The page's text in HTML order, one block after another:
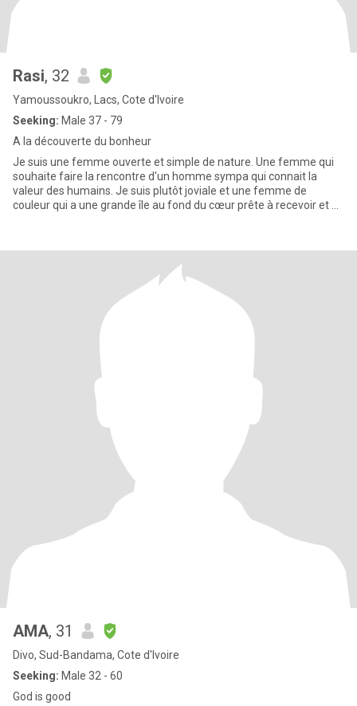
Rasi, 32
Yamoussoukro, Lacs, Cote d'Ivoire
Seeking: Male 37 - 79
A la découverte du bonheur
Je suis une femme ouverte et simple de nature. Une femme qui
souhaite faire la rencontre d'un homme sympa qui connait la
valeur des humains. Je suis plutôt joviale et une femme de
couleur qui a une grande île au fond du cœur prête à recevoir et à
AMA, 31
Divo, Sud-Bandama, Cote d'Ivoire
Seeking: Male 32 - 60
God is good